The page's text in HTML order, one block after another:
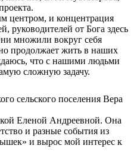
центром, и концентрация
руководителей от Бога здесь
множили вокруг себя
продолжает жить в наших
что с нашими людьми
сложную задачу.
сельского поселения Вера
Еленой Андреевной. Она
и разные события из
и вырос мой интерес к